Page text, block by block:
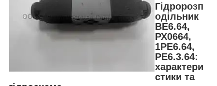
Гідророзп
одільник
ВЕ6.64,
РХ0664,
1РЕ6.64,
РЕ6.3.64:
характери
стики та